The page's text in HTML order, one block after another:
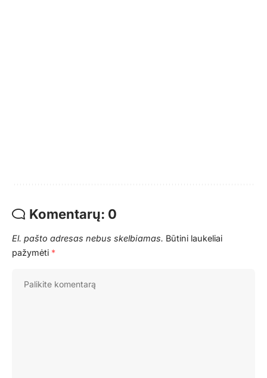
Komentarų: 0
El. pašto adresas nebus skelbiamas. Būtini laukeliai
pažymėti *